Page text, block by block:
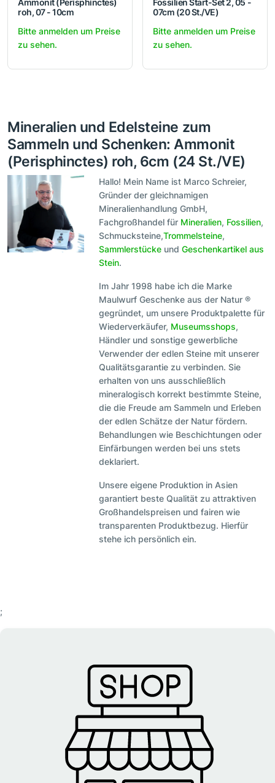
Ammonit (Perisphinctes)
roh, 07 - 10cm
Bitte anmelden um Preise
zu sehen.
Fossilien Start-Set 2, 05 -
07cm (20 St./VE)
Bitte anmelden um Preise
zu sehen.
Mineralien und Edelsteine zum
Sammeln und Schenken: Ammonit
(Perisphinctes) roh, 6cm (24 St./VE)
Hallo! Mein Name ist Marco Schreier,
Gründer der gleichnamigen
Mineralienhandlung GmbH,
Fachgroßhandel für Mineralien, Fossilien,
Schmucksteine,Trommelsteine,
Sammlerstücke undGeschenkartikel aus
Stein.
Im Jahr 1998 habe ich die Marke
Maulwurf Geschenke aus der Natur ®
gegründet, um unsere Produktpalette für
Wiederverkäufer, Museumsshops,
Händler und sonstige gewerbliche
Verwender der edlen Steine mit unserer
Qualitätsgarantie zu verbinden. Sie
erhalten von uns ausschließlich
mineralogisch korrekt bestimmte Steine,
die die Freude am Sammeln und Erleben
der edlen Schätze der Natur fördern.
Behandlungen wie Beschichtungen oder
Einfärbungen werden bei uns stets
deklariert.
Unsere eigene Produktion in Asien
garantiert beste Qualität zu attraktiven
Großhandelspreisen und fairen wie
transparenten Produktbezug. Hierfür
stehe ich persönlich ein.
;